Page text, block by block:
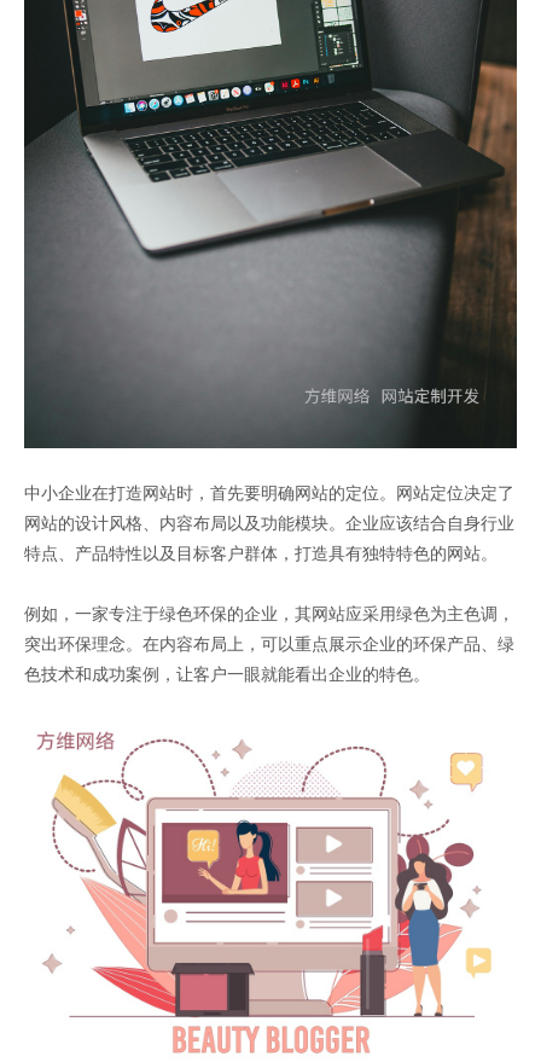
中小企业在打造网站时，首先要明确网站的定位。网站定位决定了
网站的设计风格、内容布局以及功能模块。企业应该结合自身行业
特点、产品特性以及目标客户群体，打造具有独特特色的网站。
例如，一家专注于绿色环保的企业，其网站应采用绿色为主色调，
突出环保理念。在内容布局上，可以重点展示企业的环保产品、绿
色技术和成功案例，让客户一眼就能看出企业的特色。